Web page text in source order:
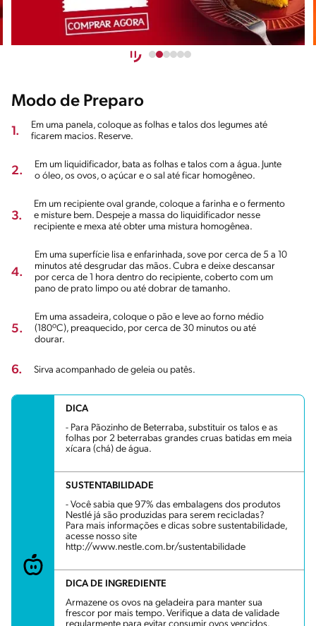
Modo de Preparo
1.
Em uma panela, coloque as folhas e talos dos legumes até
ficarem macios. Reserve.
2.
Em um liquidificador, bata as folhas e talos com a água. Junte
o óleo, os ovos, o açúcar e o sal até ficar homogêneo.
3.
Em um recipiente oval grande, coloque a farinha e o fermento
e misture bem. Despeje a massa do liquidificador nesse
recipiente e mexa até obter uma mistura homogênea.
4.
Em uma superfície lisa e enfarinhada, sove por cerca de 5 a 10
minutos até desgrudar das mãos. Cubra e deixe descansar
por cerca de 1 hora dentro do recipiente, coberto com um
pano de prato limpo ou até dobrar de tamanho.
5.
Em uma assadeira, coloque o pão e leve ao forno médio
(180ºC), preaquecido, por cerca de 30 minutos ou até
dourar.
6. Sirva acompanhado de geleia ou patês.
DICA
- Para Pãozinho de Beterraba, substituir os talos e as
folhas por 2 beterrabas grandes cruas batidas em meia
xícara (chá) de água.
SUSTENTABILIDADE
- Você sabia que 97% das embalagens dos produtos
Nestlé já são produzidas para serem recicladas?
Para mais informações e dicas sobre sustentabilidade,
acesse nosso site
http://www.nestle.com.br/sustentabilidade
DICA DE INGREDIENTE
Armazene os ovos na geladeira para manter sua
frescor por mais tempo. Verifique a data de validade